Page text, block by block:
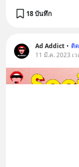
18 บันทึก
Ad Addict • ติ
11 มี.ค. 2023 เ